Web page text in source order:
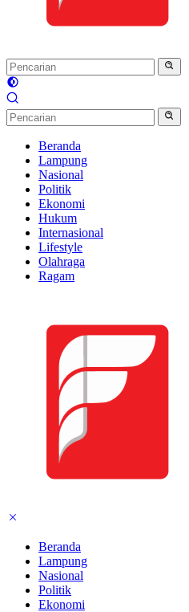
Beranda
Lampung
Nasional
Politik
Ekonomi
Hukum
Internasional
Lifestyle
Olahraga
Ragam
Beranda
Lampung
Nasional
Politik
Ekonomi